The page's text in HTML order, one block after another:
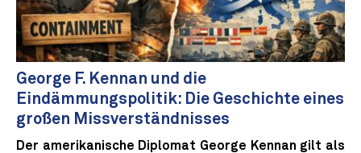
George F. Kennan und die
Eindämmungspolitik: Die Geschichte eines
großen Missverständnisses
Der amerikanische Diplomat George Kennan gilt als